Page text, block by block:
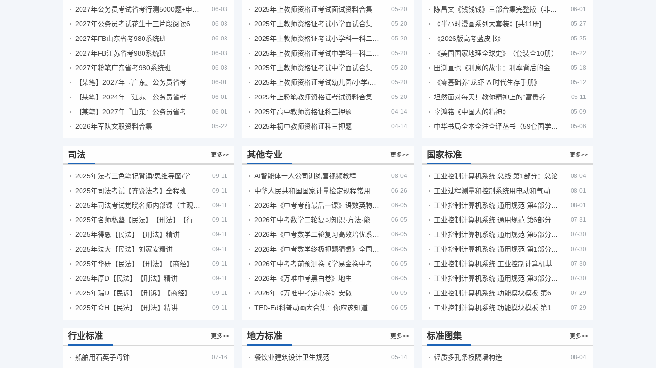
06-03
06-03
2027年FB山东省考980系统班 06-03
2027年FB江苏省考980系统班 06-03
2027年粉笔广东省考980系统班 06-03
【某笔】2027年『广东』公务员省考 06-01
【某笔】2024年『江苏』公务员省考 06-01
【某笔】2027年『山东』公务员省考 06-01
2026年军队文职资料合集 05-22
2025年上教师资格证考试面试资料合集 05-20
2025年上教师资格证考试小学面试合集 05-20
05-20
05-20
2025年上教师资格证考试中学面试合集 05-20
05-20
2025年上粉笔教师资格证考试资料合集 05-20
2025年高中教师资格证科三押题 04-14
2025年初中教师资格证科三押题 04-14
陈昌文《钱钱钱》三部合集完整版（非出版书籍） 06-01
《半小时漫画系列大套装》[共11册] 05-27
《2026版高考蓝皮书》 05-25
《美国国家地理全球史》（套装全10册） 05-22
田渕直也《利息的故事：利率背后的金融世界》 05-18
《零基础养“龙虾”AI时代生存手册》 05-12
05-11
辜鸿铭《中国人的精神》 05-09
中华书局全本全注全译丛书（59套国学经典） 05-06
司法 更多>>
09-11
2025年司法考试【齐贤法考】全程班 09-11
09-11
09-11
2025年得恩【民法】【刑法】精讲 09-11
2025年法大【民法】刘家安精讲 09-11
09-11
2025年厚D【民法】【刑法】精讲 09-11
09-11
2025年众H【民法】【刑法】精讲 09-11
其他专业 更多>>
AI智能体一人公司训练营视频教程 08-04
06-26
06-05
06-05
06-05
06-05
06-05
2026年《万唯中考黑白卷》地生 06-05
2026年《万唯中考定心卷》安徽 06-05
06-05
国家标准 更多>>
工业控制计算机系统 总线 第1部分：总论 08-04
工业过程测量和控制系统用电动和气动模拟计算器性能评定方法 08-01
08-01
07-31
07-30
07-30
工业控制计算机系统 工业控制计算机基本平台 第2部分：性能评定方法 07-30
07-30
07-29
07-29
行业标准 更多>>
船舶用石英子母钟 07-16
地方标准 更多>>
餐饮业建筑设计卫生规范 05-14
标准图集 更多>>
轻质多孔条板隔墙构造 08-04